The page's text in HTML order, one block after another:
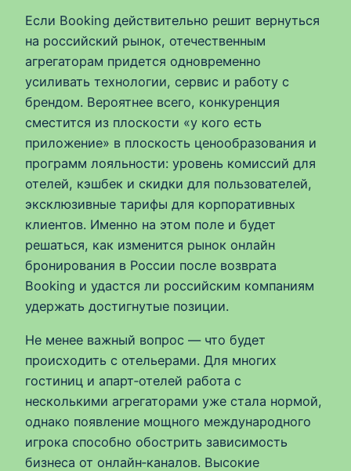
Если Booking действительно решит вернуться
на российский рынок, отечественным
агрегаторам придется одновременно
усиливать технологии, сервис и работу с
брендом. Вероятнее всего, конкуренция
сместится из плоскости «у кого есть
приложение» в плоскость ценообразования и
программ лояльности: уровень комиссий для
отелей, кэшбек и скидки для пользователей,
эксклюзивные тарифы для корпоративных
клиентов. Именно на этом поле и будет
решаться, как изменится рынок онлайн
бронирования в России после возврата
Booking и удастся ли российским компаниям
удержать достигнутые позиции.
Не менее важный вопрос — что будет
происходить с отельерами. Для многих
гостиниц и апарт‑отелей работа с
несколькими агрегаторами уже стала нормой,
однако появление мощного международного
игрока способно обострить зависимость
бизнеса от онлайн‑каналов. Высокие